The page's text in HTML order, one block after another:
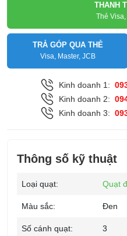
THANH
Thẻ
TRẢ GÓP QUA THẺ
Visa, Master, JCB
Kinh doanh 1:
Kinh doanh 2:
Kinh doanh 3:
Thông số kỹ thuật
Loại quạt: Quạt
Màu sắc: Đen
Số cánh quạt: 3